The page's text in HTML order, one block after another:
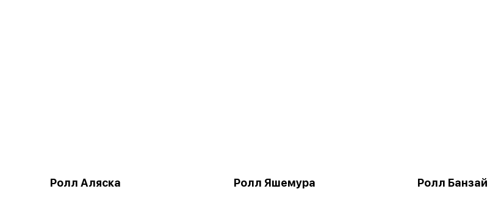
Ролл Аляска Ролл Яшемура Ролл Банзай